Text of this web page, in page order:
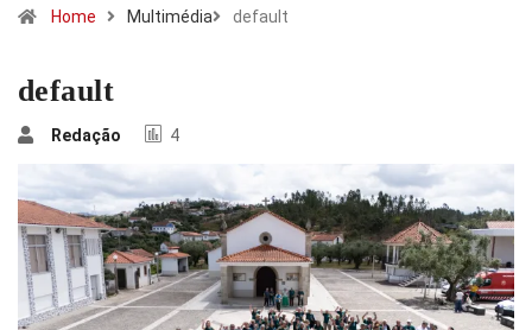
Home Multimédia default
default
Redação 4